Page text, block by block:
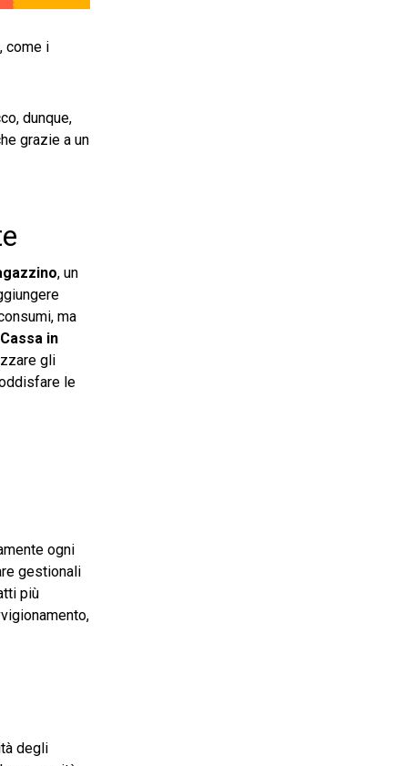
come i
dunque,
grazie a un
, un
ma
in
gli
le
ogni
gestionali
più
degli